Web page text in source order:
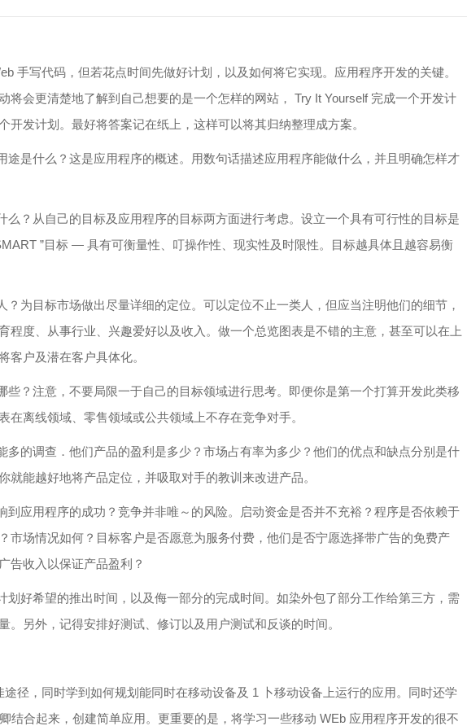
手写代码，但若花点时间先做好计划，以及如何将它实现。应用程序开发的关键。
将会更清楚地了解到自己想要的是一个怎样的网站， Try It Yourself 完成一个开发计
开发计划。最好将答案记在纸上，这样可以将其归纳整理成方案。
途是什么？这是应用程序的概述。用数句话描述应用程序能做什么，并且明确怎样才
么？从自己的目标及应用程序的目标两方面进行考虑。设立一个具有可行性的目标是
”目标 ― 具有可衡量性、叮操作性、现实性及时限性。目标越具体且越容易衡
？为目标市场做出尽量详细的定位。可以定位不止一类人，但应当注明他们的细节，
程度、从事行业、兴趣爱好以及收入。做一个总览图表是不错的主意，甚至可以在上
客户及潜在客户具体化。
些？注意，不要局限一于自己的目标领域进行思考。即便你是第一个打算开发此类移
在离线领域、零售领域或公共领域上不存在竞争对手。
多的调查．他们产品的盈利是多少？市场占有率为多少？他们的优点和缺点分别是什
就能越好地将产品定位，并吸取对手的教训来改进产品。
到应用程序的成功？竞争并非唯～的风险。启动资金是否并不充裕？程序是否依赖于
市场情况如何？目标客户是否愿意为服务付费，他们是否宁愿选择带广告的免费产
告收入以保证产品盈利？
划好希望的推出时间，以及侮一部分的完成时间。如染外包了部分工作给第三方，需
。另外，记得安排好测试、修订以及用户测试和反谈的时间。
径，同时学到如何规划能同时在移动设备及 1 卜移动设备上运行的应用。同时还学
结合起来，创建简单应用。更重要的是，将学习一些移动 WEb 应用程序开发的很不